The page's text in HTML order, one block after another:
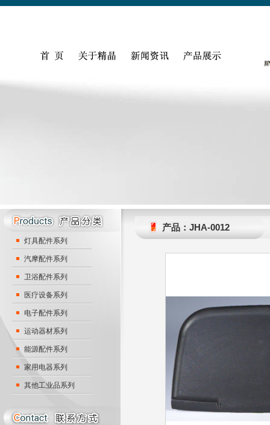
灯具配件系列
汽摩配件系列
卫浴配件系列
医疗设备系列
电子配件系列
运动器材系列
能源配件系列
家用电器系列
其他工业品系列
产品：JHA-0012